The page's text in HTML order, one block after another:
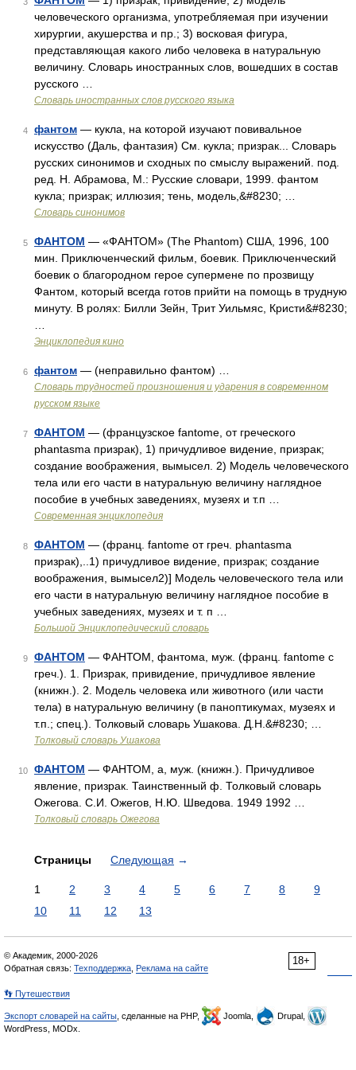
человеческого организма, употребляемая при изучении
хирургии, акушерства и пр.; 3) восковая фигура,
представляющая какого либо человека в натуральную
величину. Словарь иностранных слов, вошедших в состав
русского …
Словарь иностранных слов русского языка
4 фантом — кукла, на которой изучают повивальное
искусство (Даль, фантазия) См. кукла; призрак... Словарь
русских синонимов и сходных по смыслу выражений. под.
ред. Н. Абрамова, М.: Русские словари, 1999. фантом
кукла; призрак; иллюзия; тень, модель,&#8230; …
Словарь синонимов
5 ФАНТОМ — «ФАНТОМ» (The Phantom) США, 1996, 100
мин. Приключенческий фильм, боевик. Приключенческий
боевик о благородном герое супермене по прозвищу
Фантом, который всегда готов прийти на помощь в трудную
минуту. В ролях: Билли Зейн, Трит Уильмяс, Кристи&#8230;
Энциклопедия кино
6 фантом — (неправильно фантом) …
Словарь трудностей произношения и ударения в современном
русском языке
7 ФАНТОМ — (французское fantome, от греческого
phantasma призрак), 1) причудливое видение, призрак;
создание воображения, вымысел. 2) Модель человеческого
тела или его части в натуральную величину наглядное
пособие в учебных заведениях, музеях и т.п …
Современная энциклопедия
8 ФАНТОМ — (франц. fantome от греч. phantasma
призрак),..1) причудливое видение, призрак; создание
воображения, вымысел2)] Модель человеческого тела или
его части в натуральную величину наглядное пособие в
учебных заведениях, музеях и т. п …
Большой Энциклопедический словарь
9 ФАНТОМ — ФАНТОМ, фантома, муж. (франц. fantome с
греч.). 1. Призрак, привидение, причудливое явление
(книжн.). 2. Модель человека или животного (или части
тела) в натуральную величину (в паноптикумах, музеях и
т.п.; спец.). Толковый словарь Ушакова. Д.Н.&#8230; …
Толковый словарь Ушакова
10 ФАНТОМ — ФАНТОМ, а, муж. (книжн.). Причудливое
явление, призрак. Таинственный ф. Толковый словарь
Ожегова. С.И. Ожегов, Н.Ю. Шведова. 1949 1992 …
Толковый словарь Ожегова
Страницы Следующая →
1 2 3 4 5 6 7 8
9
10
11 12 13
18+
© Академик, 2000-2026
Обратная связь: Техподдержка Реклама на сайте
👣 Путешествия
Экспорт словарей на сайты , сделанные на PHP, Joomla,
Drupal,
WordPress, MODx.